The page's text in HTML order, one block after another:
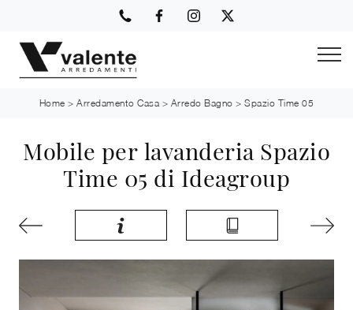
Home >Arredamento Casa > Arredo Bagno >Spazio Time 05
Mobile per lavanderia Spazio
Time 05 di Ideagroup